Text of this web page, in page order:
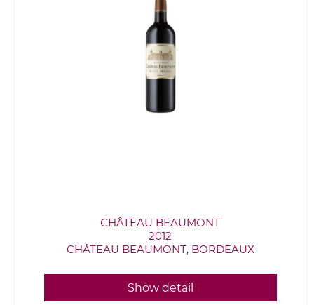
CHÂTEAU BEAUMONT
2012
CHÂTEAU BEAUMONT, BORDEAUX
Show detail